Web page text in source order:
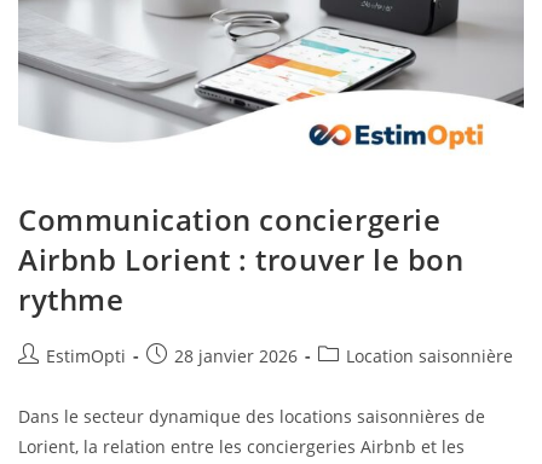
Communication conciergerie
Airbnb Lorient : trouver le bon
rythme
EstimOpti 28 janvier 2026 Location saisonnière
Dans le secteur dynamique des locations saisonnières de
Lorient, la relation entre les conciergeries Airbnb et les